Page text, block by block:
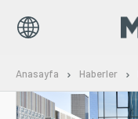
Anasayfa Haberler